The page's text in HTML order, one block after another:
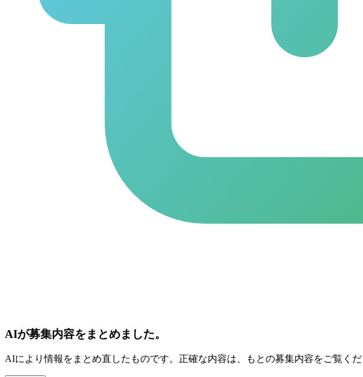
AIが募集内容をまとめました。
AIにより情報をまとめ直したものです。正確な内容は、もとの募集内容をご覧く